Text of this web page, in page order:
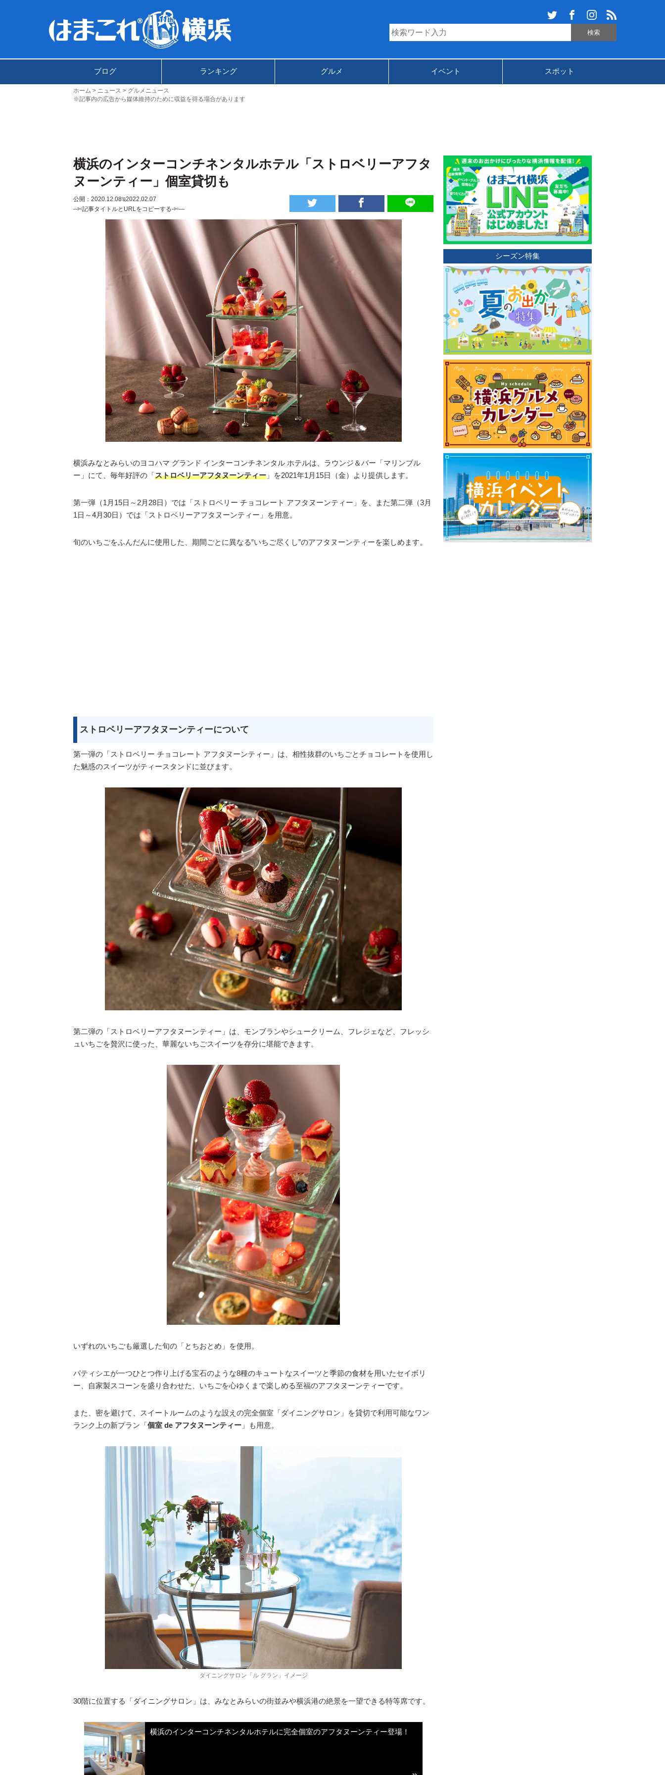
ブログ ランキング グルメ イベント スポット
ホーム ニュース
グルメニュース
※記事内の広告から媒体維持のために収益を得る場合があります
横浜のインターコンチネンタルホテル「ストロベリーアフタ
ヌーンティー」個室貸切も
公開：2020.12.08ಇ2022.02.07
--✄記事タイトルとURLをコピーする-✄—
横浜みなとみらいのヨコハマ グランド インターコンチネンタル ホテルは、ラウンジ＆バー「マリンブル
ー」にて、毎年好評の「ストロベリーアフタヌーンティー 」を2021年1月15日（金）より提供します。
第一弾（1月15日～2月28日）では「ストロベリー チョコレート アフタヌーンティー」を、また第二弾（3月
1日～4月30日）では「ストロベリーアフタヌーンティー」を用意。
旬のいちごをふんだんに使用した、期間ごとに異なる‟いちご尽くし”のアフタヌーンティーを楽しめます。
ストロベリーアフタヌーンティーについて
第一弾の「ストロベリー チョコレート アフタヌーンティー」は、相性抜群のいちごとチョコレートを使用し
た魅惑のスイーツがティースタンドに並びます。
第二弾の「ストロベリーアフタヌーンティー」は、モンブランやシュークリーム、フレジェなど、フレッシ
ュいちごを贅沢に使った、華麗ないちごスイーツを存分に堪能できます。
いずれのいちごも厳選した旬の「とちおとめ」を使用。
パティシエが一つひとつ作り上げる宝石のような8種のキュートなスイーツと季節の食材を用いたセイボリ
ー、自家製スコーンを盛り合わせた、いちごを心ゆくまで楽しめる至福のアフタヌーンティーです。
また、密を避けて、スイートルームのような設えの完全個室「ダイニングサロン」を貸切で利用可能なワン
ランク上の新プラン「個室 de アフタヌーンティー 」も用意。
ダイニングサロン「ル グラン」イメージ
30階に位置する「ダイニングサロン」は、みなとみらいの街並みや横浜港の絶景を一望できる特等席です。
横浜のインターコンチネンタルホテルに完全個室のアフタヌーンティー登場！
シーズン特集